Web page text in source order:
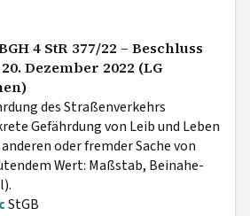
4 StR 377/22 – Beschluss
Dezember 2022 (LG
des Straßenverkehrs
Gefährdung von Leib und Leben
oder fremder Sache von
Wert: Maßstab, Beinahe-
StGB